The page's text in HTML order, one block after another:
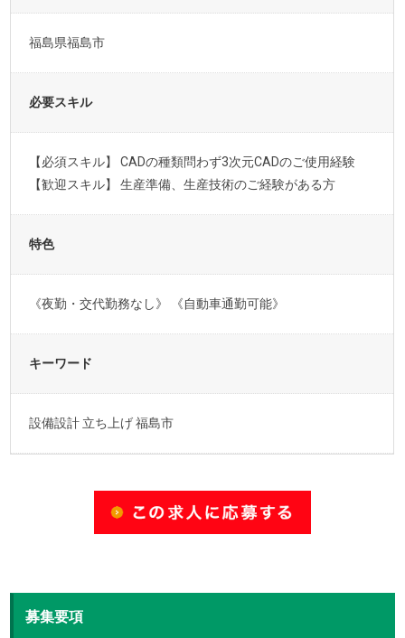
福島県福島市
必要スキル
【必須スキル】 CADの種類問わず3次元CADのご使用経験
【歓迎スキル】 生産準備、生産技術のご経験がある方
特色
《夜勤・交代勤務なし》 《自動車通勤可能》
キーワード
設備設計 立ち上げ 福島市
募集要項